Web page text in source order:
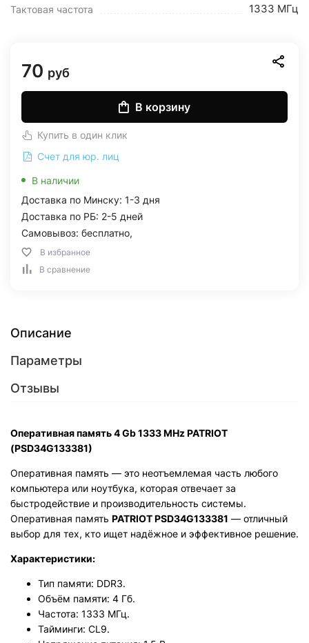
Тактовая частота 1333 МГц
70 руб
В корзину
Купить в один клик
Счет для юр. лиц
В наличии
Доставка по Минску: 1-3 дня
Доставка по РБ: 2-5 дней
Самовывоз: бесплатно,
В избранное
В сравнение
Описание
Параметры
Отзывы
Оперативная память 4 Gb 1333 MHz PATRIOT
(PSD34G133381)
Оперативная память — это неотъемлемая часть любого
компьютера или ноутбука, которая отвечает за
быстродействие и производительность системы.
Оперативная память PATRIOT PSD34G133381 — отличный
выбор для тех, кто ищет надёжное и эффективное решение.
Характеристики:
Тип памяти: DDR3.
Объём памяти: 4 Гб.
Частота: 1333 МГц.
Тайминги: CL9.